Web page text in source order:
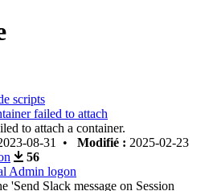
scripts
failed to attach
to attach a container.
08-31 • Modifié : 2025-02-23
56
Admin logon
'Send Slack message on Session